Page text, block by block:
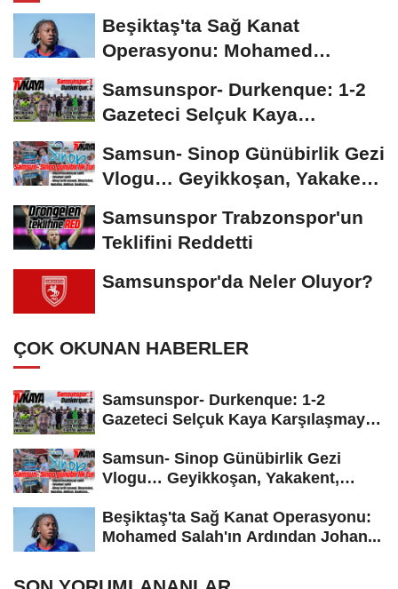
Beşiktaş'ta Sağ Kanat
Operasyonu: Mohamed
Samsunspor- Durkenque: 1-2
Gazeteci Selçuk Kaya
Samsun- Sinop Günübirlik Gezi
Vlogu… Geyikkoşan, Yakakent,
Samsunspor Trabzonspor'un
Teklifini Reddetti
Samsunspor'da Neler Oluyor?
ÇOK OKUNAN HABERLER
Samsunspor- Durkenque: 1-2
Gazeteci Selçuk Kaya Karşılaşmayı
Samsun- Sinop Günübirlik Gezi
Vlogu… Geyikkoşan, Yakakent,
Beşiktaş'ta Sağ Kanat Operasyonu:
Mohamed Salah'ın Ardından Johan...